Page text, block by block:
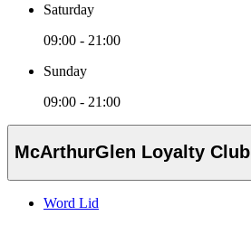
Saturday
09:00 - 21:00
Sunday
09:00 - 21:00
McArthurGlen Loyalty Club
Word Lid